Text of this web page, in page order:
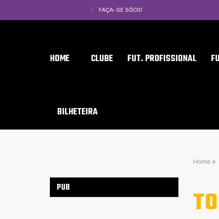
FAÇA-SE SÓCIO
HOME CLUBE FUT. PROFISSIONAL
BILHETEIRA
Home >
PUB